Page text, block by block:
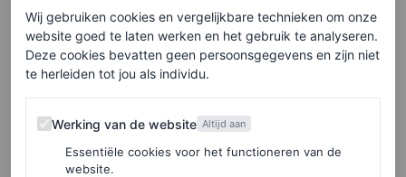
zijn jullie niet betrokken bij deze of deze kwestie? Het is
niet omdat ze niet de moeite waard zijn, het is gewoon
omdat we willen investeren in kwesties waarvan we
weten dat we er een grote impact op kunnen hebben. En
omdat we in zoveel landen actief zijn, weten we dat we
een verschil kunnen maken op het gebied van
Wij gebruiken cookies en vergelijkbare technieken om onze
website goed te laten werken en het gebruik te analyseren.
Deze cookies bevatten geen persoonsgegevens en zijn niet
te herleiden tot jou als individu.
Werking van de website
Werking van de website Altijd aan
Essentiële cookies voor het functioneren van de
website.